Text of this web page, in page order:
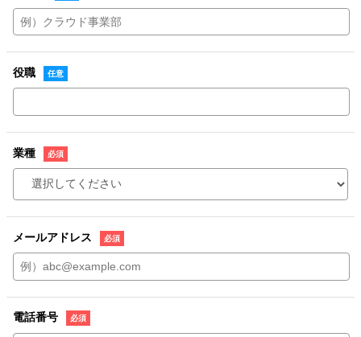
役職
業種
メールアドレス
電話番号